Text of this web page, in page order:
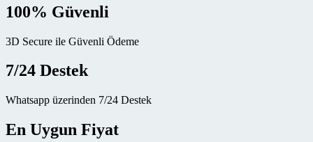
100% Güvenli
3D Secure ile Güvenli Ödeme
7/24 Destek
Whatsapp üzerinden 7/24 Destek
En Uygun Fiyat